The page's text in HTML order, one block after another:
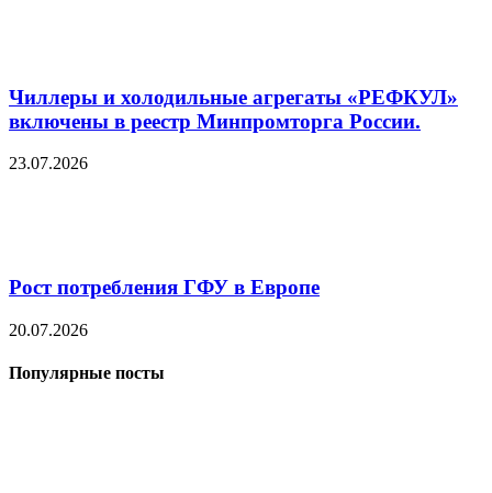
Чиллеры и холодильные агрегаты «РЕФКУЛ»
включены в реестр Минпромторга России.
23.07.2026
Рост потребления ГФУ в Европе
20.07.2026
Популярные посты